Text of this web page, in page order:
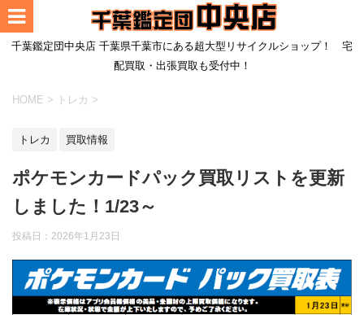
千葉鑑定団中央店 千葉県千葉市にある超大型リサイクルショップ！ 宅
配買取・出張買取も受付中！
HOME > トレカ >
トレカ 買取情報
ポケモンカードパック買取リストを更新
しました！1/23～
投稿日： 2026年1月23日